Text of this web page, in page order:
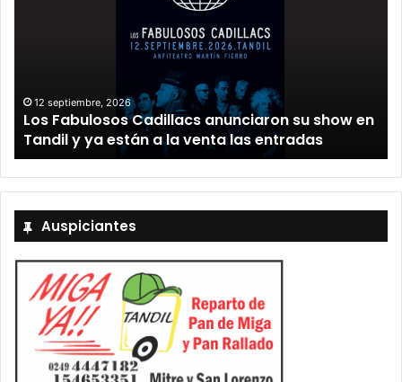
12 septiembre, 2026
Los Fabulosos Cadillacs anunciaron su show en
Tandil y ya están a la venta las entradas
Auspiciantes